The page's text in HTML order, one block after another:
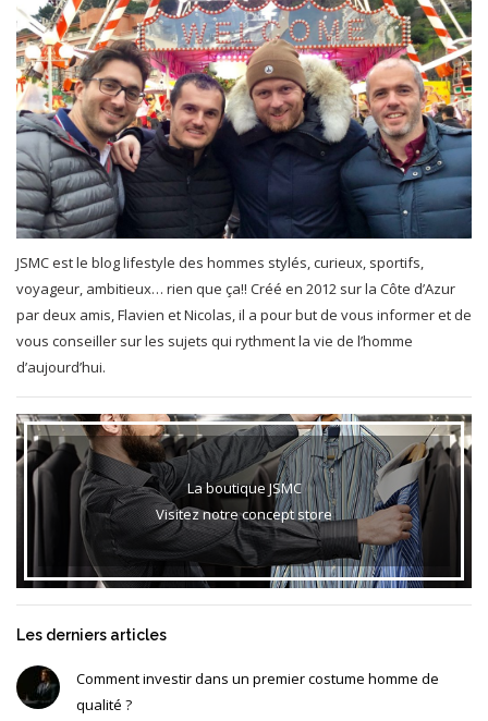
JSMC est le blog lifestyle des hommes stylés, curieux, sportifs,
voyageur, ambitieux… rien que ça!! Créé en 2012 sur la Côte d’Azur
par deux amis, Flavien et Nicolas, il a pour but de vous informer et de
vous conseiller sur les sujets qui rythment la vie de l’homme
d’aujourd’hui.
La boutique JSMC
Visitez notre concept store
Les derniers articles
Comment investir dans un premier costume homme de
qualité ?